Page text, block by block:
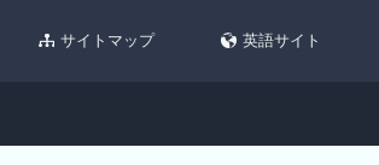
サイトマップ 英語サイト